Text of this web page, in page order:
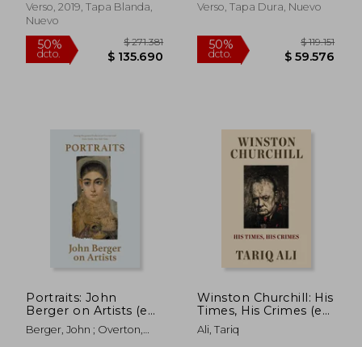
50%
dcto. $ 43.030
50%
dcto.
$
$
Verso, 2019, Tapa Blanda,
Nuevo
Verso, Tapa Dura, Nuevo
Portraits: John
Berger on Artists (en
Inglés)
Berger, John ; Overton,
Winston Churchill: His
Times, His Crimes (en
Inglés)
Ali, Tariq